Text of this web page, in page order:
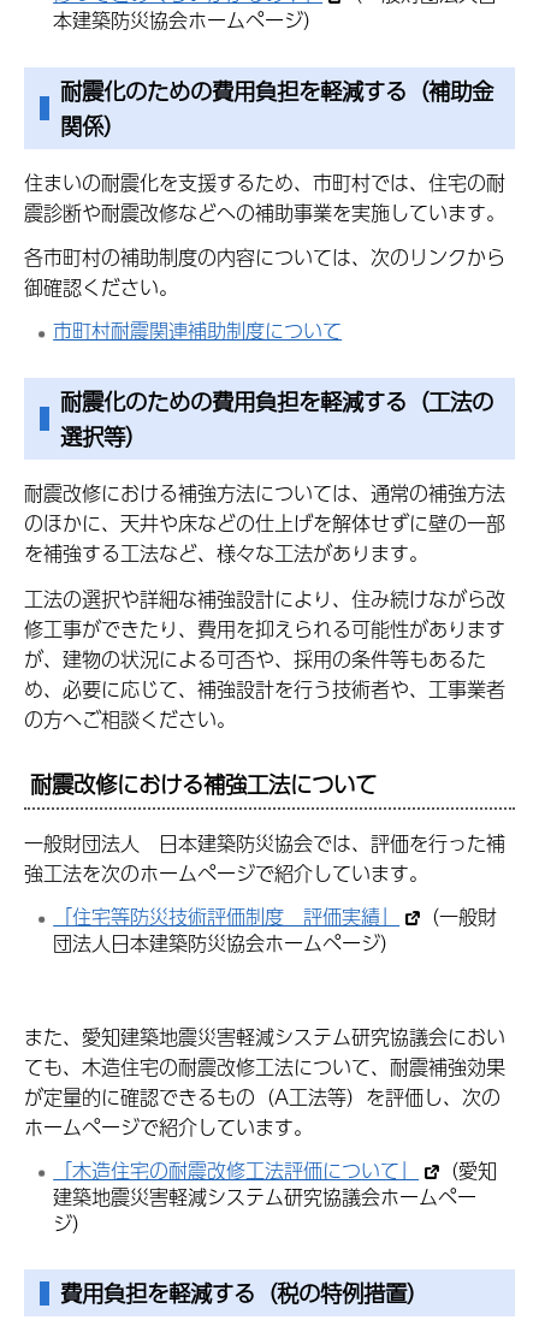
本建築防災協会ホームページ）
耐震化のための費用負担を軽減する（補助金
関係）
住まいの耐震化を支援するため、市町村では、住宅の耐
震診断や耐震改修などへの補助事業を実施しています。
各市町村の補助制度の内容については、次のリンクから
御確認ください。
市町村耐震関連補助制度について
耐震化のための費用負担を軽減する（工法の
選択等）
耐震改修における補強方法については、通常の補強方法
のほかに、天井や床などの仕上げを解体せずに壁の一部
を補強する工法など、様々な工法があります。
工法の選択や詳細な補強設計により、住み続けながら改
修工事ができたり、費用を抑えられる可能性があります
が、建物の状況による可否や、採用の条件等もあるた
め、必要に応じて、補強設計を行う技術者や、工事業者
の方へご相談ください。
耐震改修における補強工法について
一般財団法人 日本建築防災協会では、評価を行った補
強工法を次のホームページで紹介しています。
「住宅等防災技術評価制度 評価実績」
（一般財
団法人日本建築防災協会ホームページ）
また、愛知建築地震災害軽減システム研究協議会におい
ても、木造住宅の耐震改修工法について、耐震補強効果
が定量的に確認できるもの（A工法等）を評価し、次の
ホームページで紹介しています。
「木造住宅の耐震改修工法評価について」
（愛知
建築地震災害軽減システム研究協議会ホームペー
ジ）
費用負担を軽減する（税の特例措置）